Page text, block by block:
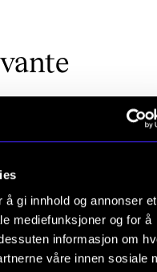
gi innhold og annonser et
mediefunksjoner og for å
informasjon om
våre innen sosiale